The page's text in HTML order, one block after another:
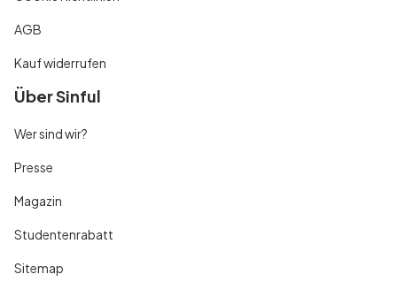
AGB
Kauf widerrufen
Über Sinful
Wer sind wir?
Presse
Magazin
Studentenrabatt
Sitemap